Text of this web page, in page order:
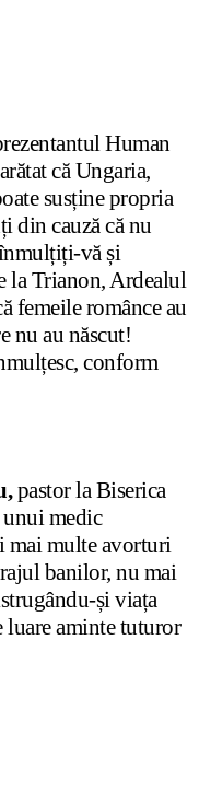
Human
că Ungaria,
susține propria
din cauză că nu
vă și
la Trianon, Ardealul
femeile românce au
nu au născut!
conform
pastor la Biserica
unui medic
mai multe avorturi
banilor, nu mai
și viața
luare aminte tuturor